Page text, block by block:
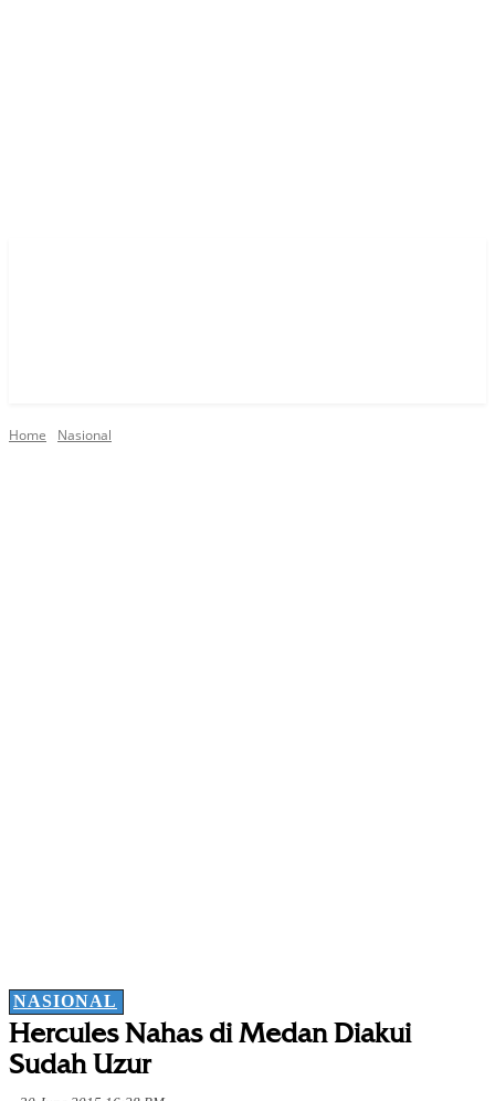
Home Nasional
NASIONAL
Hercules Nahas di Medan Diakui
Sudah Uzur